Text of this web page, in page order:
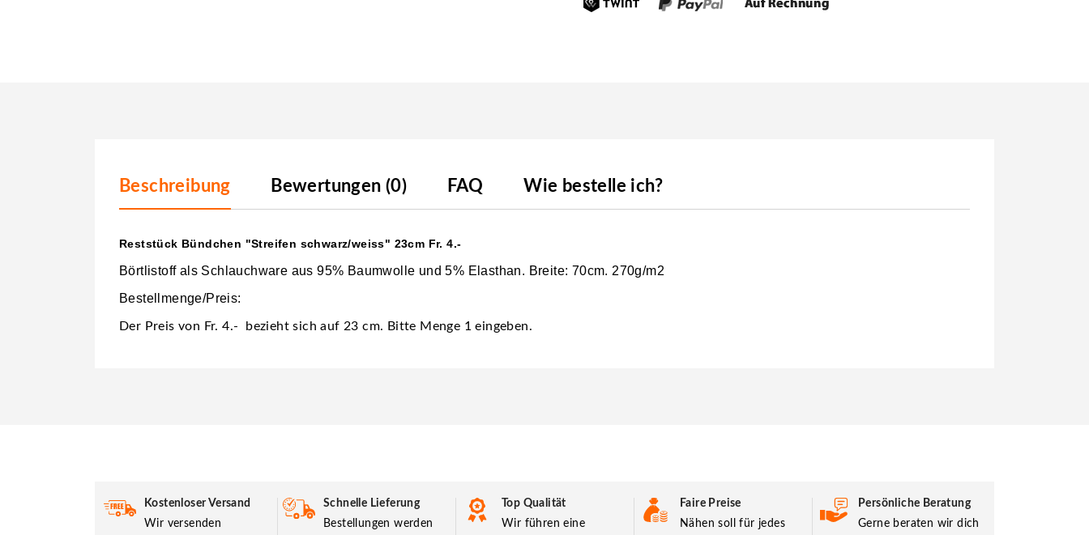
Beschreibung Bewertungen (0) FAQ Wie bestelle ich?
Reststück Bündchen "Streifen schwarz/weiss" 23cm Fr. 4.-
Börtlistoff als Schlauchware aus 95% Baumwolle und 5% Elasthan. Breite: 70cm. 270g/m2
Bestellmenge/Preis:
Der Preis von Fr. 4.- bezieht sich auf 23 cm. Bitte Menge 1 eingeben.
Kostenloser Versand
Wir versenden
Schnelle Lieferung
Bestellungen werden
Top Qualität
Wir führen eine
Faire Preise
Nähen soll für jedes
Persönliche Beratung
Gerne beraten wir dich